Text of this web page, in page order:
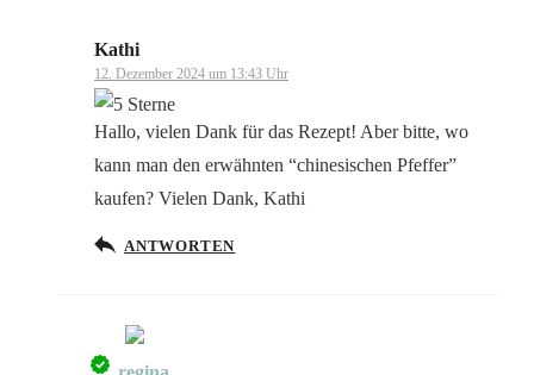
Kathi
12. Dezember 2024 um 13:43 Uhr
Hallo, vielen Dank für das Rezept! Aber bitte, wo
kann man den erwähnten “chinesischen Pfeffer”
kaufen? Vielen Dank, Kathi
ANTWORTEN